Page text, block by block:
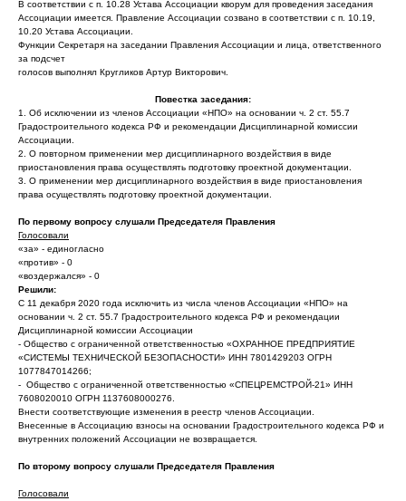
В соответствии с п. 10.28 Устава Ассоциации кворум для проведения заседания
Ассоциации имеется. Правление Ассоциации созвано в соответствии с п. 10.19,
10.20 Устава Ассоциации.
Функции Секретаря на заседании Правления Ассоциации и лица, ответственного
за подсчет
голосов выполнял Кругликов Артур Викторович.
Повестка заседания:
1. Об исключении из членов Ассоциации «НПО» на основании ч. 2 ст. 55.7
Градостроительного кодекса РФ и рекомендации Дисциплинарной комиссии
Ассоциации.
2. О повторном применении мер дисциплинарного воздействия в виде
приостановления права осуществлять подготовку проектной документации.
3. О применении мер дисциплинарного воздействия в виде приостановления
права осуществлять подготовку проектной документации.
По первому вопросу слушали Председателя Правления
Голосовали
«за» - единогласно
«против» - 0
«воздержался» - 0
Решили:
С 11 декабря 2020 года исключить из числа членов Ассоциации «НПО» на
основании ч. 2 ст. 55.7 Градостроительного кодекса РФ и рекомендации
Дисциплинарной комиссии Ассоциации
- Общество с ограниченной ответственностью «ОХРАННОЕ ПРЕДПРИЯТИЕ
«СИСТЕМЫ ТЕХНИЧЕСКОЙ БЕЗОПАСНОСТИ» ИНН 7801429203 ОГРН
1077847014266;
- Общество с ограниченной ответственностью «СПЕЦРЕМСТРОЙ-21» ИНН
7608020010 ОГРН 1137608000276.
Внести соответствующие изменения в реестр членов Ассоциации.
Внесенные в Ассоциацию взносы на основании Градостроительного кодекса РФ и
внутренних положений Ассоциации не возвращается.
По второму вопросу слушали Председателя Правления
Голосовали